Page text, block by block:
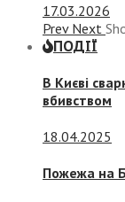
17.03.2026
Prev Next
ПОДІЇ
В Києві
вбивством
18.04.2025
Пожежа на